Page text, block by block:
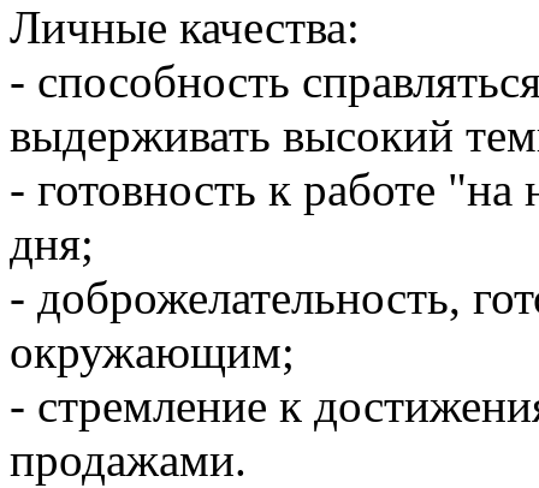
Личные качества:
- способность
выдерживать высокий
- готовность к работе "на
дня;
- доброжелательность,
окружающим;
- стремление к
продажами.